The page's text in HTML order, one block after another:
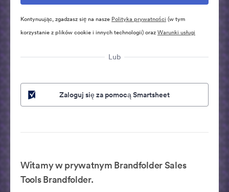
Kontynuując, zgadzasz się na nasze Polityka prywatności (w tym
korzystanie z plików cookie i innych technologii) orazWarunki usługi
Lub
Zaloguj się za pomocą Smartsheet
Witamy w prywatnym Brandfolder Sales
Tools Brandfolder.